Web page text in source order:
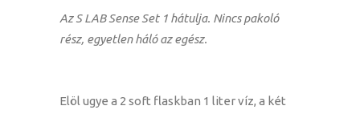
Az S LAB Sense Set 1 hátulja. Nincs pakoló
rész, egyetlen háló az egész.
Elöl ugye a 2 soft flaskban 1 liter víz, a két